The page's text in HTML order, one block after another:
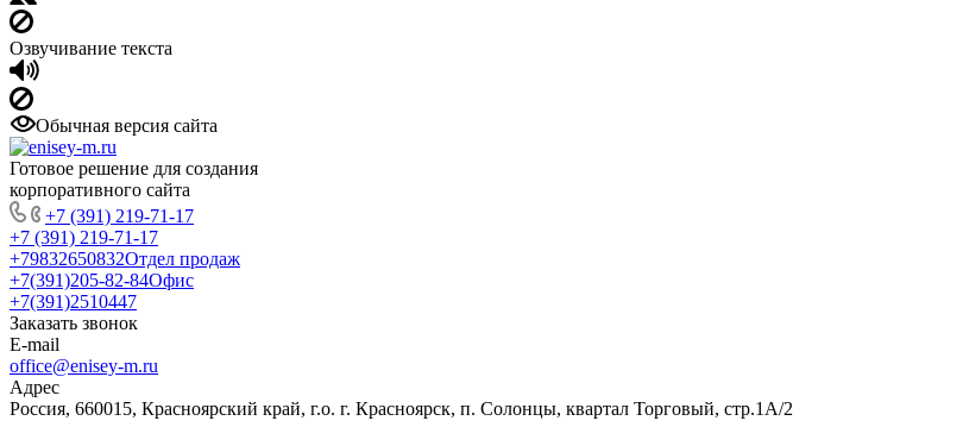
Озвучивание текста
Обычная версия сайта
Готовое решение для создания
корпоративного сайта
+7 (391) 219-71-17
+7 (391) 219-71-17
+79832650832Отдел продаж
+7(391)205-82-84Офис
+7(391)2510447
Заказать звонок
E-mail
office@enisey-m.ru
Адрес
Россия, 660015, Красноярский край, г.о. г. Красноярск, п. Солонцы, квартал Торговый, стр.1А/2